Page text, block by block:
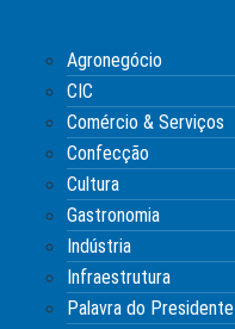
Agronegócio
CIC
Comércio & Serviços
Confecção
Cultura
Gastronomia
Indústria
Infraestrutura
Palavra do Presidente